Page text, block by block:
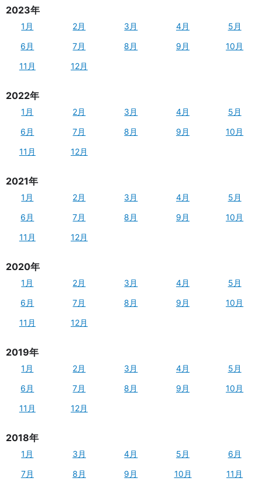
2023年
1月 2月 3月 4月
5月
6月
7月 8月 9月
10月
11月
12月
2022年
1月 2月 3月 4月
5月
6月
7月 8月 9月
10月
11月
12月
2021年
1月 2月 3月 4月
5月
6月
7月 8月 9月
10月
11月
12月
2020年
1月 2月 3月 4月
5月
6月
7月 8月 9月
10月
11月
12月
2019年
1月 2月 3月 4月
5月
6月
7月 8月 9月
10月
11月
12月
2018年
1月 3月 4月 5月
6月
7月
8月 9月 10月
11月